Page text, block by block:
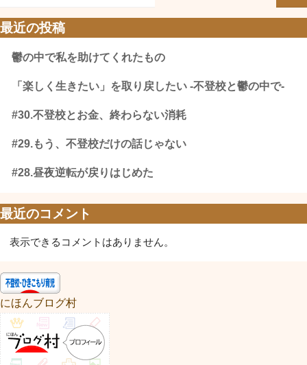
最近の投稿
鬱の中で私を助けてくれたもの
「楽しく生きたい」を取り戻したい -不登校と鬱の中で-
#30.不登校とお金、終わらない消耗
#29.もう、不登校だけの話じゃない
#28.昼夜逆転が戻りはじめた
最近のコメント
表示できるコメントはありません。
にほんブログ村